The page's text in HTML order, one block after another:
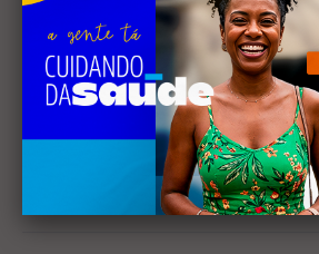
Leia Também
EDUCAÇÃO
Justiça
Prefeitura
pague